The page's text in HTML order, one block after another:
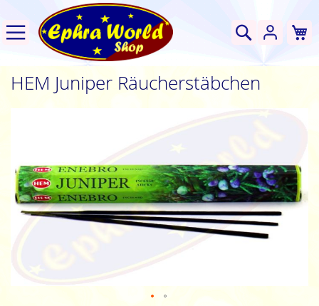
Suche
HEM Juniper Räucherstäbchen
springen